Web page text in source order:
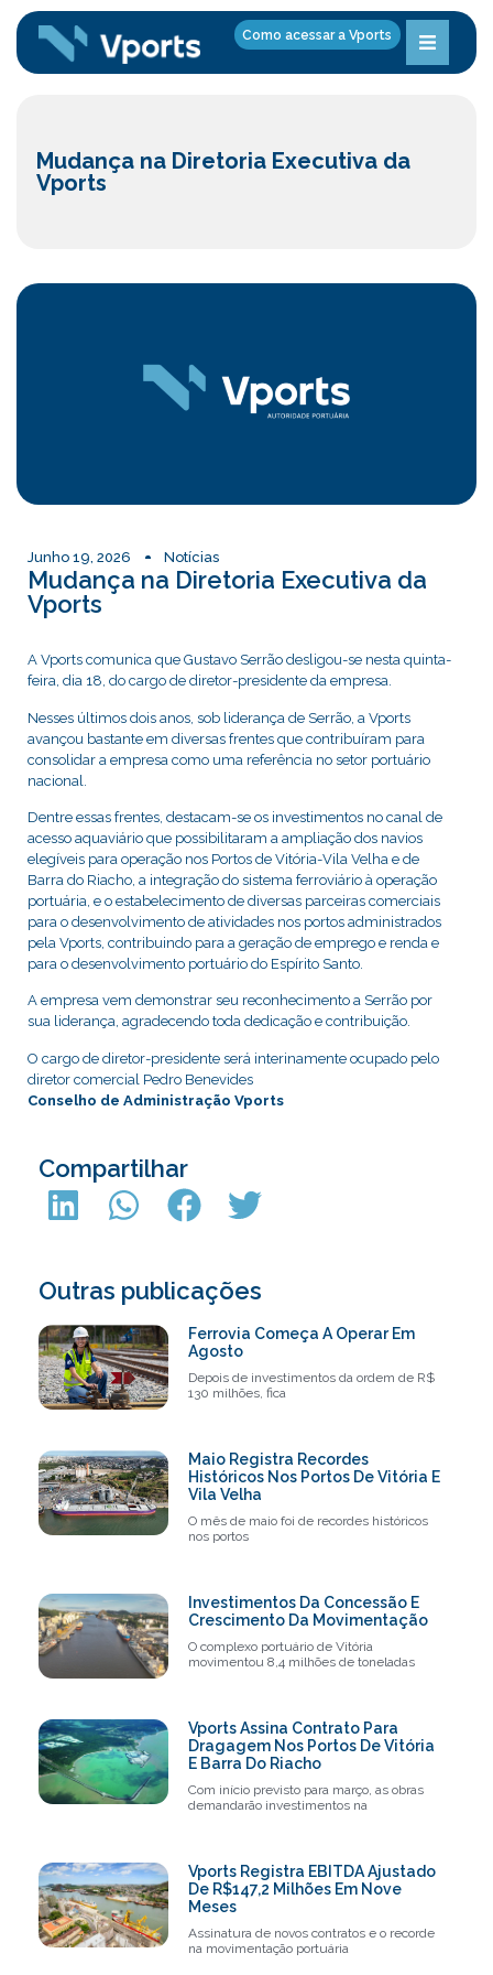
Como acessar a Vports
Mudança na Diretoria Executiva da
Vports
Junho 19, 2026 Notícias
Mudança na Diretoria Executiva da
Vports
A Vports comunica que Gustavo Serrão desligou-se nesta quinta-
feira, dia 18, do cargo de diretor-presidente da empresa.
Nesses últimos dois anos, sob liderança de Serrão, a Vports
avançou bastante em diversas frentes que contribuíram para
consolidar a empresa como uma referência no setor portuário
nacional.
Dentre essas frentes, destacam-se os investimentos no canal de
acesso aquaviário que possibilitaram a ampliação dos navios
elegíveis para operação nos Portos de Vitória-Vila Velha e de
Barra do Riacho, a integração do sistema ferroviário à operação
portuária, e o estabelecimento de diversas parceiras comerciais
para o desenvolvimento de atividades nos portos administrados
pela Vports, contribuindo para a geração de emprego e renda e
para o desenvolvimento portuário do Espírito Santo.
A empresa vem demonstrar seu reconhecimento a Serrão por
sua liderança, agradecendo toda dedicação e contribuição.
O cargo de diretor-presidente será interinamente ocupado pelo
diretor comercial Pedro Benevides
Conselho de Administração Vports
Compartilhar
Outras publicações
Ferrovia Começa A Operar Em
Agosto
Depois de investimentos da ordem de R$
130 milhões, fica
Maio Registra Recordes
Históricos Nos Portos De Vitória E
Vila Velha
O mês de maio foi de recordes históricos
nos portos
Investimentos Da Concessão E
Crescimento Da Movimentação
O complexo portuário de Vitória
movimentou 8,4 milhões de toneladas
Vports Assina Contrato Para
Dragagem Nos Portos De Vitória
E Barra Do Riacho
Com início previsto para março, as obras
demandarão investimentos na
Vports Registra EBITDA Ajustado
De R$147,2 Milhões Em Nove
Meses
Assinatura de novos contratos e o recorde
na movimentação portuária